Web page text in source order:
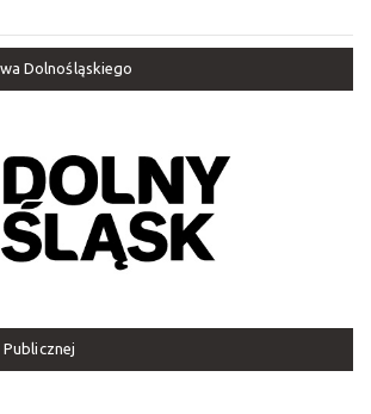
Dolnośląskiego